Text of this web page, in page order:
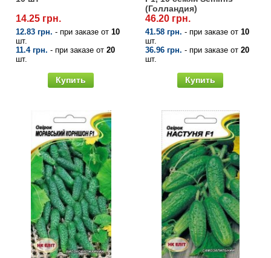
14.25 грн.
12.83 грн. - при заказе от 10
шт.
11.4 грн. - при заказе от 20
шт.
Купить
(Голландия)
46.20 грн.
41.58 грн. - при заказе от 10
шт.
36.96 грн. - при заказе от 20
шт.
Купить